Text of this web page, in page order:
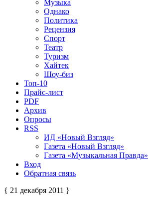
Музыка
Однако
Политика
Рецензия
Спорт
Театр
Туризм
Хайтек
Шоу-биз
Топ-10
Прайс-лист
PDF
Архив
Опросы
RSS
ИД «Новый Взгляд»
Газета «Новый Взгляд»
Газета «Музыкальная Правда»
Вход
Обратная связь
{ 21 декабря 2011 }